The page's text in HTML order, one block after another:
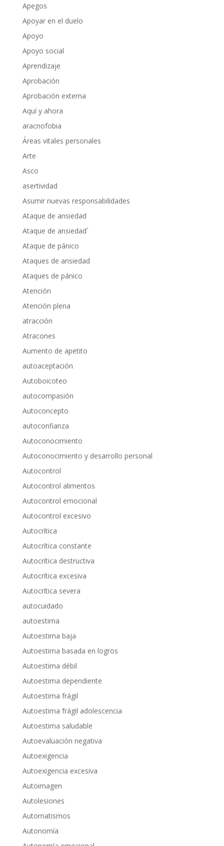
Apegos
Apoyar en el duelo
Apoyo
Apoyo social
Aprendizaje
Aprobación
Aprobación externa
Aquí y ahora
aracnofobia
Áreas vitales personales
Arte
Asco
asertividad
Asumir nuevas responsabilidades
Ataque de ansiedad
Ataque de ansiedad´
Ataque de pánico
Ataques de ansiedad
Ataques de pánico
Atención
Atención plena
atracción
Atracones
Aumento de apetito
autoaceptación
Autoboicoteo
autocompasión
Autoconcepto
autoconfianza
Autoconocimiento
Autoconocimiento y desarrollo personal
Autocontrol
Autocontrol alimentos
Autocontrol emocional
Autocontrol excesivo
Autocrítica
Autocrítica constante
Autocrítica destructiva
Autocrítica excesiva
Autocrítica severa
autocuidado
autoestima
Autoestima baja
Autoestima basada en logros
Autoestima débil
Autoestima dependiente
Autoestima frágil
Autoestima frágil adolescencia
Autoestima saludable
Autoevaluación negativa
Autoexigencia
Autoexigencia excesiva
Autoimagen
Autolesiones
Automatismos
Autonomía